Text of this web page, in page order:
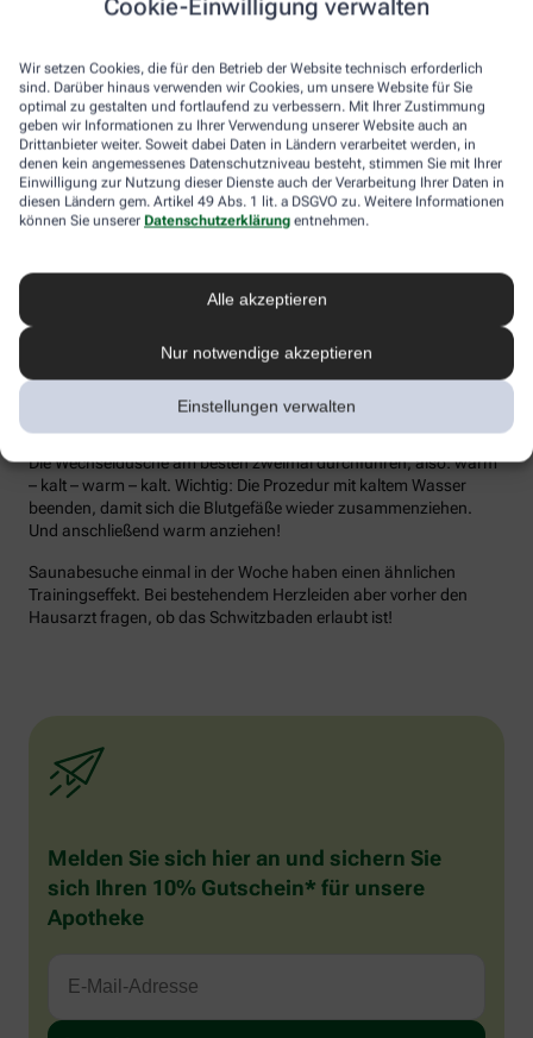
Cookie-Einwilligung verwalten
Wir setzen Cookies, die für den Betrieb der Website technisch erforderlich
sind. Darüber hinaus verwenden wir Cookies, um unsere Website für Sie
optimal zu gestalten und fortlaufend zu verbessern. Mit Ihrer Zustimmung
geben wir Informationen zu Ihrer Verwendung unserer Website auch an
Drittanbieter weiter. Soweit dabei Daten in Ländern verarbeitet werden, in
denen kein angemessenes Datenschutzniveau besteht, stimmen Sie mit Ihrer
Einwilligung zur Nutzung dieser Dienste auch der Verarbeitung Ihrer Daten in
diesen Ländern gem. Artikel 49 Abs. 1 lit. a DSGVO zu. Weitere Informationen
können Sie unserer Datenschutzerklärung entnehmen.
Alle akzeptieren
Nur notwendige akzeptieren
Einstellungen verwalten
die Lymphe in die Lymphknoten transportiert werden, wo sich die
Wer bei Schmuddelwetter nicht vor die Tür mag, kann sein
Immunsystem mit kalt-warmen Wechselduschen auf Trab
bringen und die Anfälligkeit für Erkältungsinfekte senken. Der
Kältereiz kurbelt die Durchblutung an und bringt den Kreislauf in
Schwung, je regelmäßiger wir ihm ausgesetzt sind, desto
unempfindlicher reagiert der Körper in der kalten Jahreszeit auf
die großen Temperaturunterschiede.
Dusche. Anschließend die Wassertemperatur auf kühl bis kalt
stellen und den Wasserstrahl vom rechten Fuß entlang bis zur
Hüfte führen und auf der Innenseite des Oberschenkels wieder
Dann sind die Arme dran: Auch hier geht’s wieder von unten nach
oben, beginnend am rechten Handrücken bis zur Schulter und
von der Achsel am Innenarm wieder bis zur Handfläche zurück.
Die Wechseldusche am besten zweimal durchführen, also: warm
– kalt – warm – kalt. Wichtig: Die Prozedur mit kaltem Wasser
beenden, damit sich die Blutgefäße wieder zusammenziehen.
Und anschließend warm anziehen!
Saunabesuche einmal in der Woche haben einen ähnlichen
Trainingseffekt. Bei bestehendem Herzleiden aber vorher den
Hausarzt fragen, ob das Schwitzbaden erlaubt ist!
Melden Sie sich hier an und sichern Sie
sich Ihren 10% Gutschein* für unsere
Apotheke